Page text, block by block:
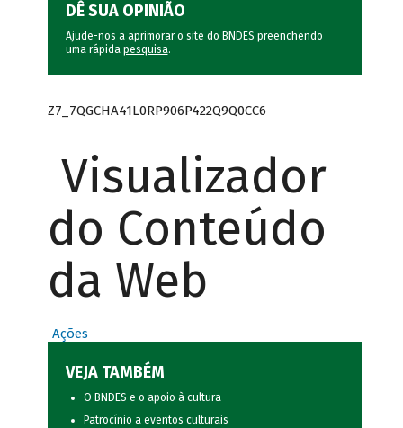
DÊ SUA OPINIÃO
Ajude-nos a aprimorar o site do BNDES preenchendo
uma rápida pesquisa.
Z7_7QGCHA41L0RP906P422Q9Q0CC6
Visualizador
do Conteúdo
da Web
Ações
VEJA TAMBÉM
O BNDES e o apoio à cultura
Patrocínio a eventos culturais